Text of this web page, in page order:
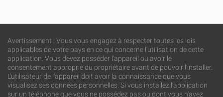
Avertissement : Vous vous engagez à respecter toutes les lois
applicables de votre pays en ce qui concerne l'utilisation de cette
application. Vous devez posséder l'appareil ou avoir le
consentement approprié du propriétaire avant de pouvoir l'installer.
L'utilisateur de l'appareil doit avoir la connaissance que vous
visualisez ses données personnelles. Si vous installez l'application
sur un téléphone que vous ne possédez pas ou dont vous n'avez